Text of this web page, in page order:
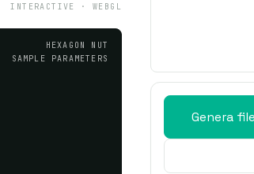
INTERACTIVE · WEBGL
HEXAGON NUT
SAMPLE PARAMETERS
Genera